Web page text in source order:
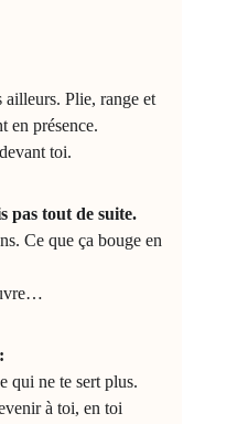
ailleurs. Plie, range et
en présence.
toi.
pas tout de suite.
Ce que ça bouge en
qui ne te sert plus.
à toi, en toi